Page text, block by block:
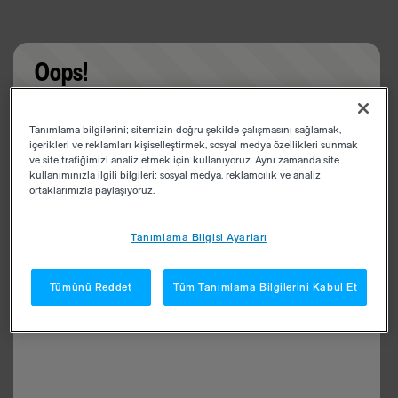
Oops!
app
Tanımlama bilgilerini; sitemizin doğru şekilde çalışmasını sağlamak,
içerikleri ve reklamları kişiselleştirmek, sosyal medya özellikleri sunmak
ve site trafiğimizi analiz etmek için kullanıyoruz. Aynı zamanda site
kullanımınızla ilgili bilgileri; sosyal medya, reklamcılık ve analiz
ortaklarımızla paylaşıyoruz.
Tanımlama Bilgisi Ayarları
Tümünü Reddet Tüm Tanımlama Bilgilerini Kabul Et